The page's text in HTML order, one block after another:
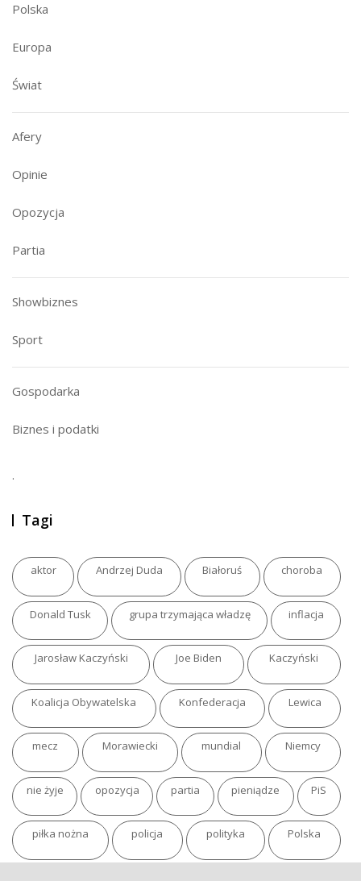
Polska
Europa
Świat
Afery
Opinie
Opozycja
Partia
Showbiznes
Sport
Gospodarka
Biznes i podatki
.
Tagi
aktor Andrzej Duda Białoruś choroba
Donald Tusk grupa trzymająca władzę inflacja
Jarosław Kaczyński Joe Biden Kaczyński
Koalicja Obywatelska Konfederacja Lewica
mecz Morawiecki mundial Niemcy
nie żyje opozycja partia pieniądze PiS
piłka nożna policja polityka Polska